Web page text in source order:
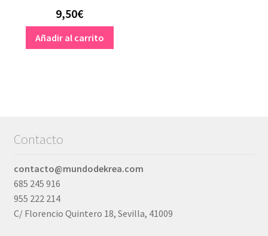
9,50€
Añadir al carrito
Contacto
contacto@mundodekrea.com
685 245 916
955 222 214
C/ Florencio Quintero 18, Sevilla, 41009